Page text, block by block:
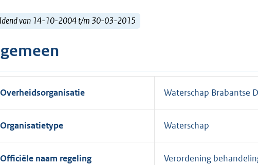
van 14-10-2004 t/m 30-03-2015
Overheidsorganisatie Waterschap Brabantse
Organisatietype Waterschap
Officiële naam regeling Verordening